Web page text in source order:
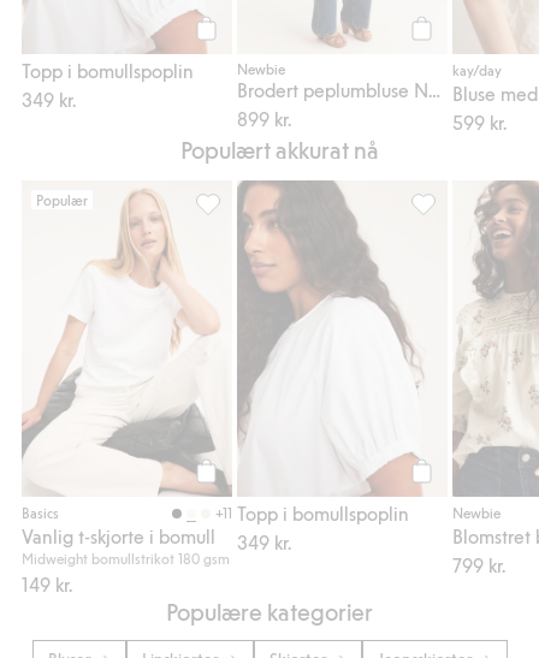
Legg til
Topp i bomullspoplin
349 kr.
Legg til
Newbie
Brodert peplumbluse Newbie Woman
899 kr.
kay/day
Bluse
599 kr.
Populært akkurat nå
Populær
Legg til
Basics +11
Vanlig t-skjorte i bomull
Midweight bomullstrikot 180 gsm
149 kr.
Vanlig t-skjorte i bomull, Legg til i
Legg til
Topp i bomullspoplin
349 kr.
Topp i
Newbie
799 kr.
Populære kategorier